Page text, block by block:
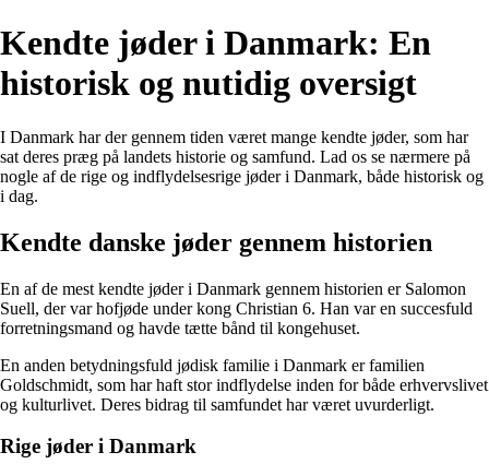
Kendte jøder i Danmark: En
historisk og nutidig oversigt
I Danmark har der gennem tiden været mange kendte jøder, som har
sat deres præg på landets historie og samfund. Lad os se nærmere på
nogle af de rige og indflydelsesrige jøder i Danmark, både historisk og
i dag.
Kendte danske jøder gennem historien
En af de mest kendte jøder i Danmark gennem historien er Salomon
Suell, der var hofjøde under kong Christian 6. Han var en succesfuld
forretningsmand og havde tætte bånd til kongehuset.
En anden betydningsfuld jødisk familie i Danmark er familien
Goldschmidt, som har haft stor indflydelse inden for både erhvervslivet
og kulturlivet. Deres bidrag til samfundet har været uvurderligt.
Rige jøder i Danmark